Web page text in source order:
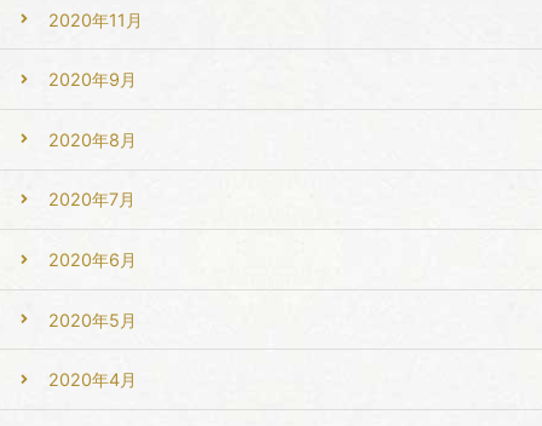
2020年11月
2020年9月
2020年8月
2020年7月
2020年6月
2020年5月
2020年4月